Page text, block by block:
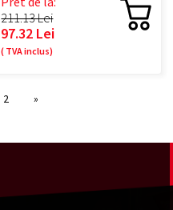
211.13 Lei
97.32 Lei
( TVA inclus)
2 »